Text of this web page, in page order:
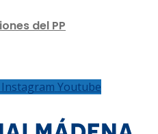
del PP
Instagram Youtube